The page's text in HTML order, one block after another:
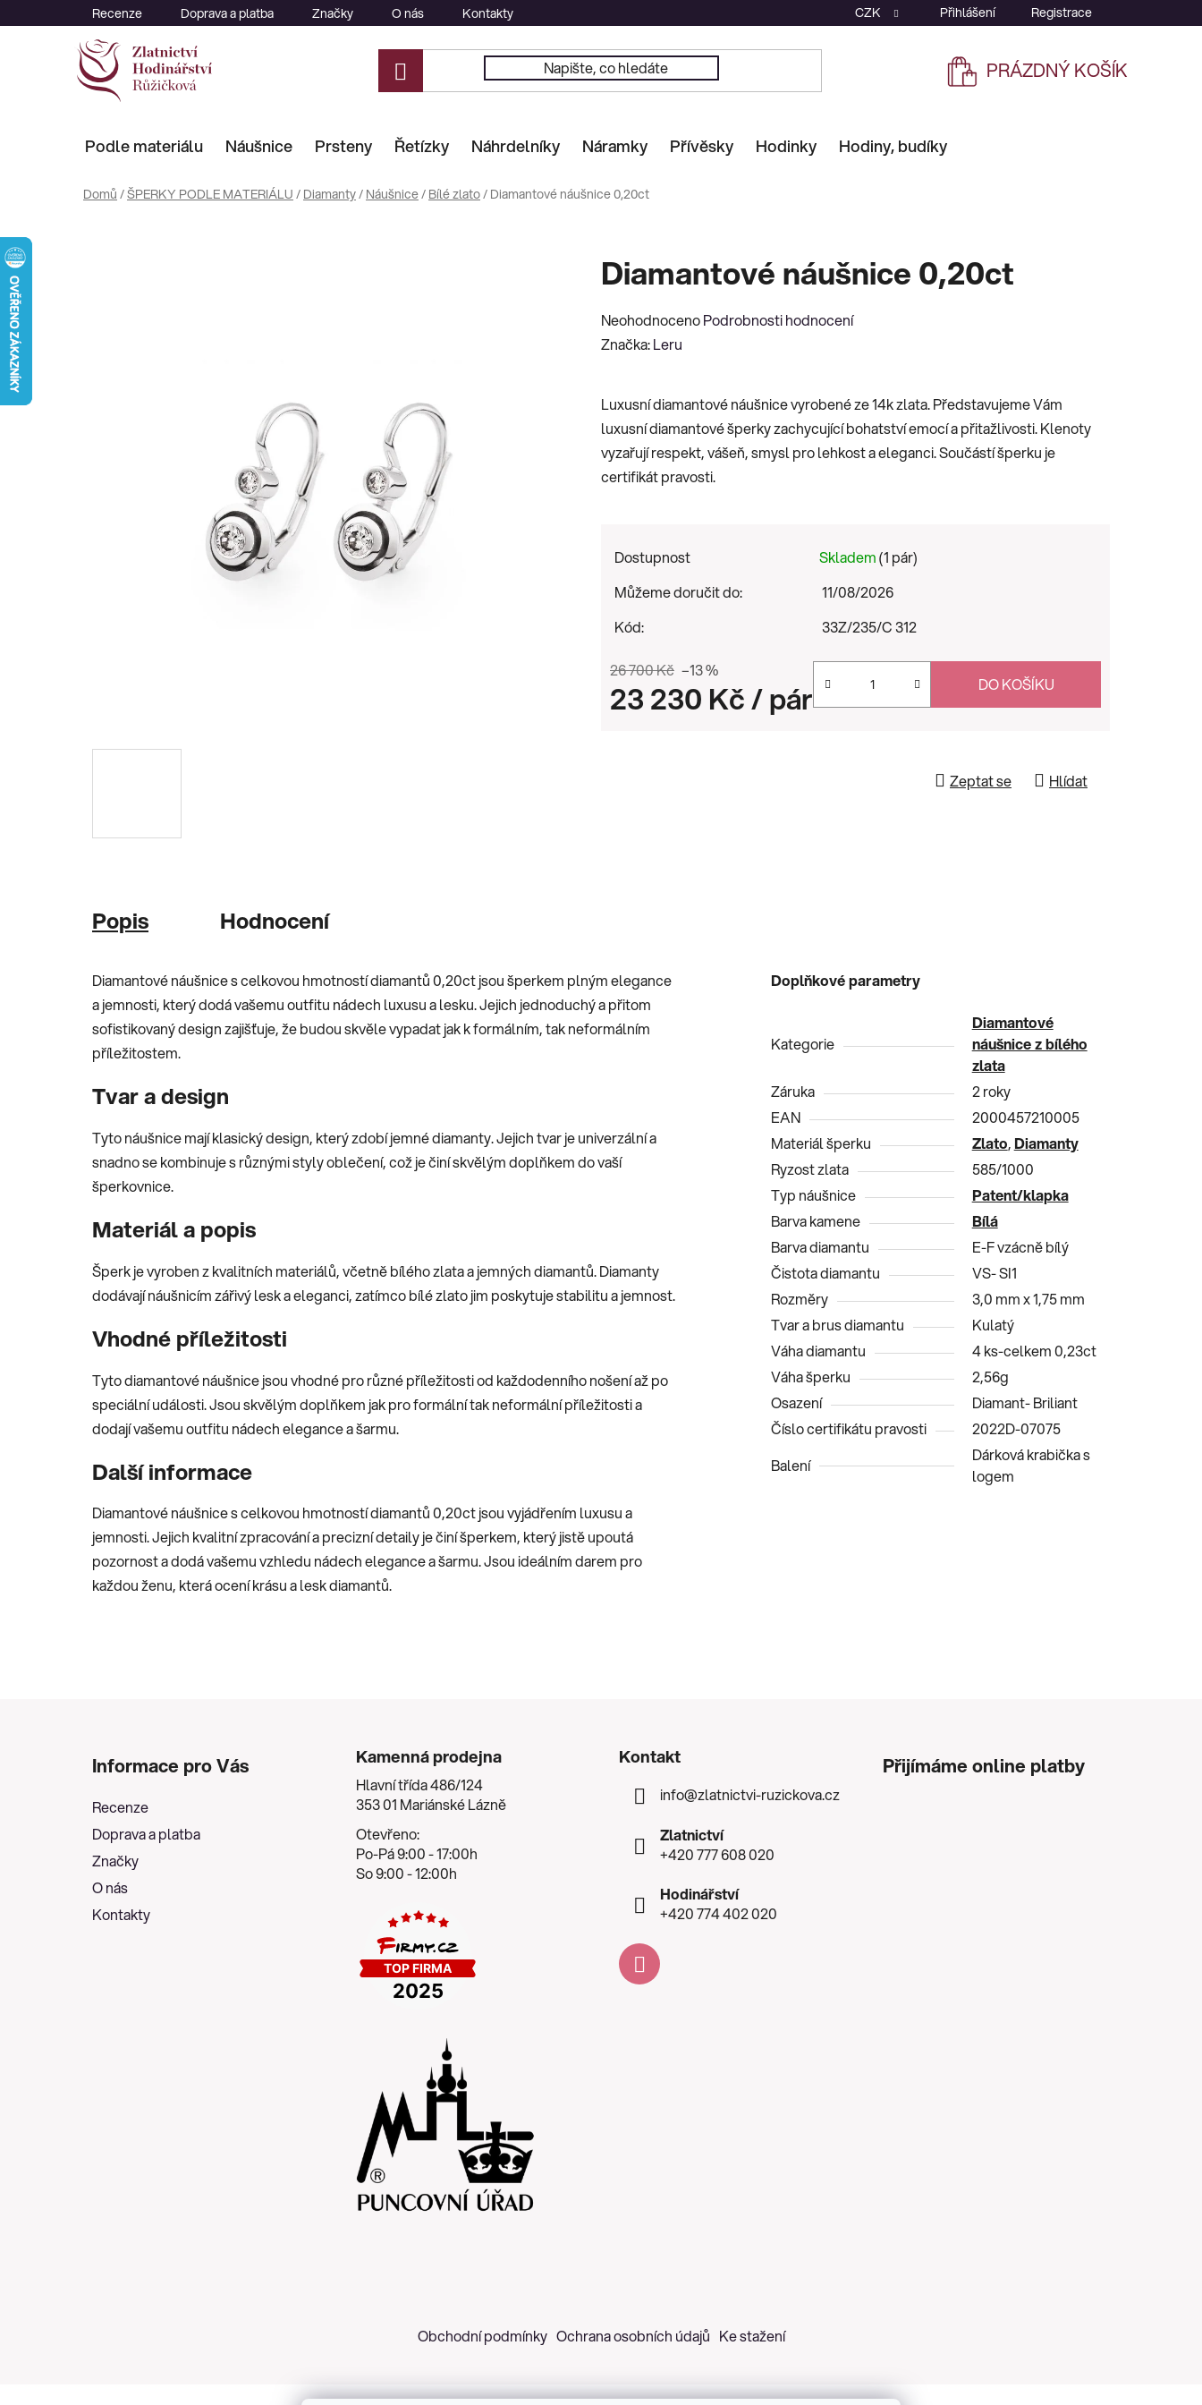
na
Recenze Doprava a platba Značky O nás Kontakty CZK Přihlášení Registrace
NÁKUPNÍ
PRÁZDNÝ KOŠÍK
Podle materiálu Náušnice Prsteny Řetízky Náhrdelníky Náramky Přívěsky Hodinky Hodiny, budíky
Domů /ŠPERKY PODLE MATERIÁLU / Diamanty/ Náušnice/ Bílé zlato/ Diamantové náušnice 0,20ct
Diamantové náušnice 0,20ct
Průměrné
hodnocení
0,0
z
5
hvězdiček.
NeohodnocenoPodrobnosti hodnocení
Značka:Leru
Luxusní diamantové náušnice vyrobené ze 14k zlata. Představujeme Vám
luxusní diamantové šperky zachycující bohatství emocí a přitažlivosti. Klenoty
vyzařují respekt, vášeň, smysl pro lehkost a eleganci. Součástí šperku je
certifikát pravosti.
Dostupnost Skladem(1 pár)
Můžeme doručit do:
11/08/2026
Kód:
33Z/235/C 312
26 700 Kč –13 %
23 230 Kč/ pár DO KOŠÍKU
Zeptat se Hlídat
Popis Hodnocení
Diamantové náušnice s celkovou hmotností diamantů 0,20ct jsou šperkem plným elegance
a jemnosti, který dodá vašemu outfitu nádech luxusu a lesku. Jejich jednoduchý a přitom
sofistikovaný design zajišťuje, že budou skvěle vypadat jak k formálním, tak neformálním
příležitostem.
Tvar a design
Tyto náušnice mají klasický design, který zdobí jemné diamanty. Jejich tvar je univerzální a
snadno se kombinuje s různými styly oblečení, což je činí skvělým doplňkem do vaší
šperkovnice.
Materiál a popis
Šperk je vyroben z kvalitních materiálů, včetně bílého zlata a jemných diamantů. Diamanty
dodávají náušnicím zářivý lesk a eleganci, zatímco bílé zlato jim poskytuje stabilitu a jemnost.
Vhodné příležitosti
Tyto diamantové náušnice jsou vhodné pro různé příležitosti od každodenního nošení až po
speciální události. Jsou skvělým doplňkem jak pro formální tak neformální příležitosti a
dodají vašemu outfitu nádech elegance a šarmu.
Další informace
Diamantové náušnice s celkovou hmotností diamantů 0,20ct jsou vyjádřením luxusu a
jemnosti. Jejich kvalitní zpracování a precizní detaily je činí šperkem, který jistě upoutá
pozornost a dodá vašemu vzhledu nádech elegance a šarmu. Jsou ideálním darem pro
každou ženu, která ocení krásu a lesk diamantů.
Doplňkové parametry
Kategorie
Diamantové
náušnice z bílého
zlata
Záruka
2 roky
EAN
2000457210005
Materiál šperku
Zlato, Diamanty
Ryzost zlata
585/1000
Typ náušnice
Patent/klapka
Barva kamene
Bílá
Barva diamantu
E-F vzácně bílý
Čistota diamantu
VS- SI1
Rozměry
3,0 mm x 1,75 mm
Tvar a brus diamantu
Kulatý
Váha diamantu
4 ks-celkem 0,23ct
Váha šperku
2,56g
Osazení
Diamant- Briliant
Číslo certifikátu pravosti
2022D-07075
Balení
Dárková krabička s
logem
Informace pro Vás
Recenze
Doprava a platba
Značky
O nás
Kontakty
Kamenná prodejna
Hlavní třída 486/124
353 01 Mariánské Lázně
Otevřeno:
Po-Pá 9:00 - 17:00h
So 9:00 - 12:00h
Kontakt
info@zlatnictvi-ruzickova.cz
Zlatnictví
+420 777 608 020
Hodinářství
+420 774 402 020
Přijímáme online platby
Obchodní podmínky Ochrana osobních údajů Ke stažení